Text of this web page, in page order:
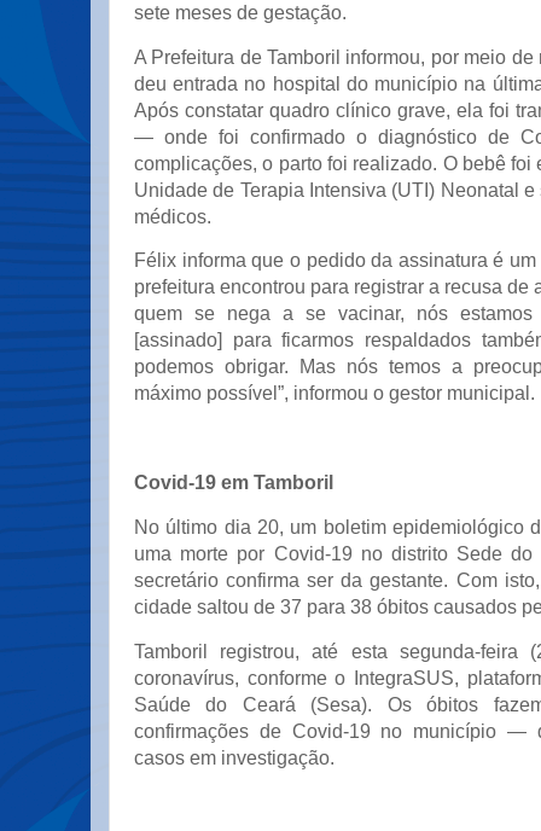
sete meses de gestação.
A Prefeitura de Tamboril informou, por meio de
deu entrada no hospital do município na
Após constatar quadro clínico grave, ela foi
— onde foi confirmado o diagnóstico de
complicações, o parto foi realizado. O bebê foi
Unidade de Terapia Intensiva (UTI) Neonatal
médicos.
Félix informa que o pedido da assinatura é
prefeitura encontrou para registrar a recusa de
quem se nega a se vacinar, nós estamos
[assinado] para ficarmos respaldados
podemos obrigar. Mas nós temos a
máximo possível”, informou o gestor municipal.
Covid-19 em Tamboril
No último dia 20, um boletim epidemiológico
uma morte por Covid-19 no distrito Sede
secretário confirma ser da gestante. Com
cidade saltou de 37 para 38 óbitos causados
Tamboril registrou, até esta segunda-feira
coronavírus, conforme o IntegraSUS,
Saúde do Ceará (Sesa). Os óbitos
confirmações de Covid-19 no município —
casos em investigação.